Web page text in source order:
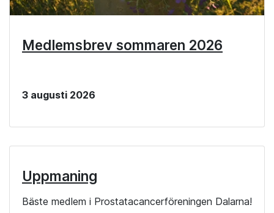
Medlemsbrev sommaren 2026
3 augusti 2026
Uppmaning
Bäste medlem i Prostatacancerföreningen Dalarna!